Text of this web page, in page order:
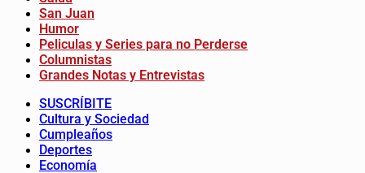
San Juan
Humor
Peliculas y Series para no Perderse
Columnistas
Grandes Notas y Entrevistas
SUSCRÍBITE
Cultura y Sociedad
Cumpleaños
Deportes
Economía